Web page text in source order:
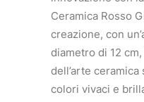
Ceramica Rosso
creazione, con
diametro di 12
dell’arte
colori vivaci e